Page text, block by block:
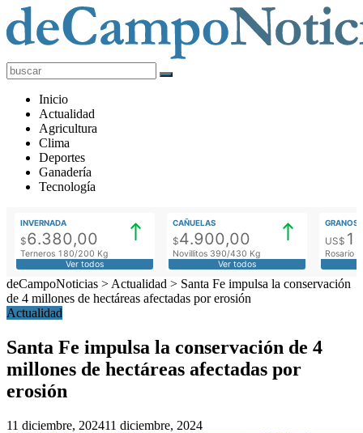
deCampoNoticias
Actualidad
Agropecuaria
Inicio
Actualidad
Agricultura
Clima
Deportes
Ganadería
Tecnología
INVERNADA
$6.380,00
Terneros 180/200 Kg
Ver todos
CAÑUELAS
$4.900,00
Novillitos 390/430 Kg
Ver todos
GRANOS
US$
Rosario
deCampoNoticias > Actualidad > Santa Fe impulsa la conservación
de 4 millones de hectáreas afectadas por erosión
Actualidad
Santa Fe impulsa la conservación de 4
millones de hectáreas afectadas por
erosión
11 diciembre, 202411 diciembre, 2024